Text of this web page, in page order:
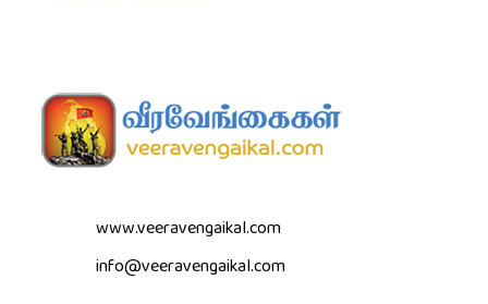
www.veeravengaikal.com
info@veeravengaikal.com